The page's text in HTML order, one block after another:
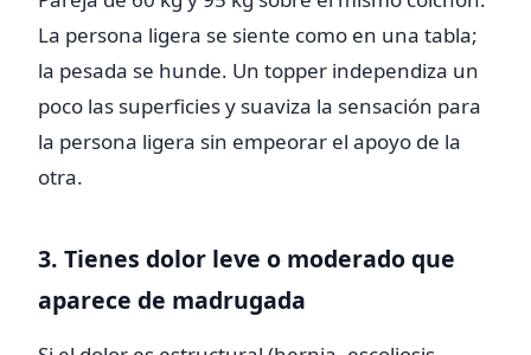
La persona ligera se siente como en una tabla;
la pesada se hunde. Un topper independiza un
poco las superficies y suaviza la sensación para
la persona ligera sin empeorar el apoyo de la
otra.
3. Tienes dolor leve o moderado que
aparece de madrugada